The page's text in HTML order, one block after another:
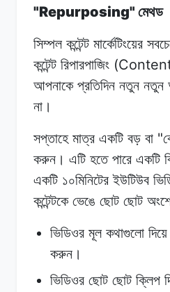
"Repurposing" মেথড
সিম্পল কন্টেন্ট মার্কেটিংয়ের
কন্টেন্ট রিপারপাজিং
আপনাকে প্রতিদিন নতুন নতুন
না।
সপ্তাহে মাত্র একটি বড় বা "
করুন। এটি হতে পারে একটি
একটি ১০মিনিটের ইউটিউব
কন্টেন্টকে ভেঙে ছোট ছোট
ভিডিওর মূল কথাগুলো দিয়ে
করুন।
ভিডিওর ছোট ছোট ক্লিপ